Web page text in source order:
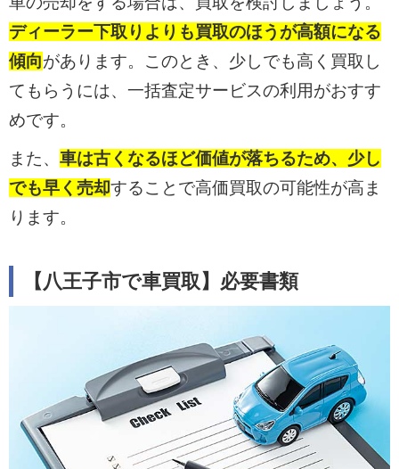
ディーラー下取りよりも買取のほうが高額になる
傾向があります。このとき、少しでも高く買取し
てもらうには、一括査定サービスの利用がおすす
めです。
また、 車は古くなるほど価値が落ちるため、少し
でも早く売却することで高価買取の可能性が高ま
ります。
【八王子市で車買取】必要書類